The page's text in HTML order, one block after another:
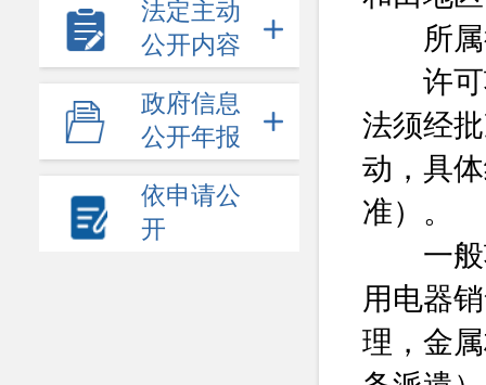
法定主动
公开内容
政府信息
公开年报
依申请公
开
所属行
许可项
法须经
动，具
准）。
一般项
用电器
理，金